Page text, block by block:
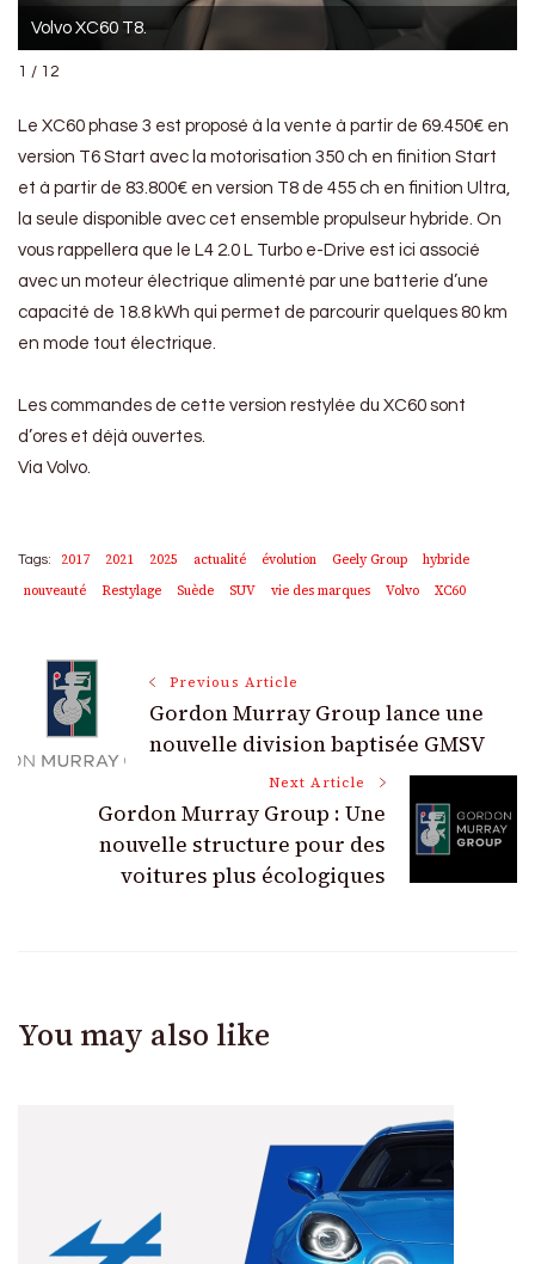
Volvo XC60 T8.
1 / 12
Le XC60 phase 3 est proposé à la vente à partir de 69.450€ en
version T6 Start avec la motorisation 350 ch en finition Start
et à partir de 83.800€ en version T8 de 455 ch en finition Ultra,
la seule disponible avec cet ensemble propulseur hybride. On
vous rappellera que le L4 2.0 L Turbo e-Drive est ici associé
avec un moteur électrique alimenté par une batterie d’une
capacité de 18.8 kWh qui permet de parcourir quelques 80 km
en mode tout électrique.
Les commandes de cette version restylée du XC60 sont
d’ores et déjà ouvertes.
Via Volvo.
Tags: 2017 2021 2025 actualité évolution Geely Group
hybride
nouveauté
Restylage Suède SUV vie des marques Volvo XC60
Post
Navigation
Previous Article
Gordon Murray Group lance une
nouvelle division baptisée GMSV
Next Article
Gordon Murray Group : Une
nouvelle structure pour des
voitures plus écologiques
You may also like